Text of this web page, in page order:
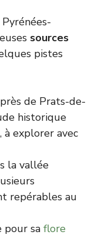
sources
pistes
de Prats-de-
historique
à explorer avec
la vallée
repérables au
pour sa flore